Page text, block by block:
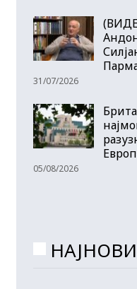
31/07/2026
05/08/2026
НАЈНОВИ